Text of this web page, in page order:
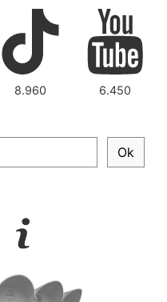
8.960 6.450
Ok